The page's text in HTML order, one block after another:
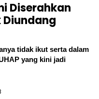
Diserahkan
Diundang
tidak ikut serta dalam
yang kini jadi